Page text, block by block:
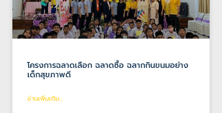
โครงการฉลาดเลือก ฉลาดซื้อ ฉลากกินขนมอย่าง
เด็กสุขภาพดี
อ่านเพิ่มเติม...